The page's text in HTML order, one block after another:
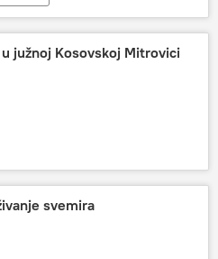
južnoj Kosovskoj Mitrovici
svemira